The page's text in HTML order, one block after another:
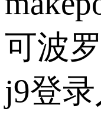
可波
j9登